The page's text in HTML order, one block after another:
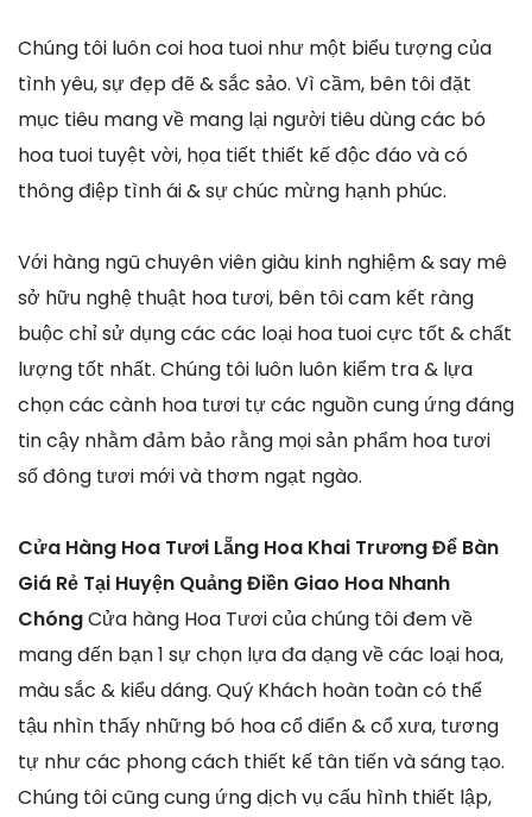
Chúng tôi luôn coi hoa tuoi như một biểu tượng của
tình yêu, sự đẹp đẽ & sắc sảo. Vì cầm, bên tôi đặt
mục tiêu mang về mang lại người tiêu dùng các bó
hoa tuoi tuyệt vời, họa tiết thiết kế độc đáo và có
thông điệp tình ái & sự chúc mừng hạnh phúc.
Với hàng ngũ chuyên viên giàu kinh nghiệm & say mê
sở hữu nghệ thuật hoa tươi, bên tôi cam kết ràng
buộc chỉ sử dụng các các loại hoa tuoi cực tốt & chất
lượng tốt nhất. Chúng tôi luôn luôn kiểm tra & lựa
chọn các cành hoa tươi tự các nguồn cung ứng đáng
tin cậy nhằm đảm bảo rằng mọi sản phẩm hoa tươi
số đông tươi mới và thơm ngạt ngào.
Cửa Hàng Hoa Tươi Lẵng Hoa Khai Trương Để Bàn
Giá Rẻ Tại Huyện Quảng Điền Giao Hoa Nhanh
ChóngCửa hàng Hoa Tươi của chúng tôi đem về
mang đến bạn 1 sự chọn lựa đa dạng về các loại hoa,
màu sắc & kiểu dáng. Quý Khách hoàn toàn có thể
tậu nhìn thấy những bó hoa cổ điển & cổ xưa, tương
tự như các phong cách thiết kế tân tiến và sáng tạo.
Chúng tôi cũng cung ứng dịch vụ cấu hình thiết lập,